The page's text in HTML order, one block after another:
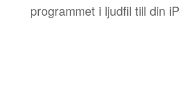
programmet i ljudfil till din